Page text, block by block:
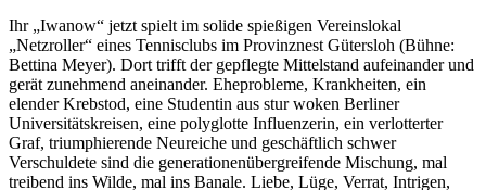
Ihr „Iwanow“ jetzt spielt im solide spießigen Vereinslokal
„Netzroller“ eines Tennisclubs im Provinznest Gütersloh (Bühne:
Bettina Meyer). Dort trifft der gepflegte Mittelstand aufeinander und
gerät zunehmend aneinander. Eheprobleme, Krankheiten, ein
elender Krebstod, eine Studentin aus stur woken Berliner
Universitätskreisen, eine polyglotte Influenzerin, ein verlotterter
Graf, triumphierende Neureiche und geschäftlich schwer
Verschuldete sind die generationenübergreifende Mischung, mal
treibend ins Wilde, mal ins Banale. Liebe, Lüge, Verrat, Intrigen,